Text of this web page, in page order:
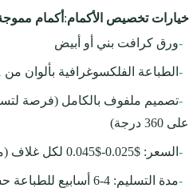
خيارات تخصيص الأكمام: أكمام
-ورق كرافت بني أو أبيض
- الطباعة الفلكسوغرافية بألوان من 1 إلى 4
-تصميم ملفوف بالكامل (فرصة
على 360 درجة)
- السعر: $0.025-$0.045 لكل غلاف (مطبوع، بكميات كبيرة)
-مدة التسليم: 4-6 أسابيع للطباعة حسب الطلب